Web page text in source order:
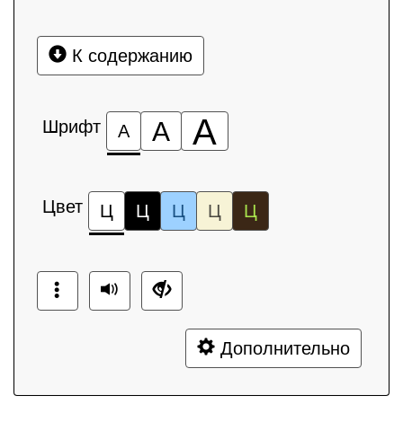
К содержанию
Шрифт А А А
Цвет Ц Ц Ц Ц Ц
Дополнительно